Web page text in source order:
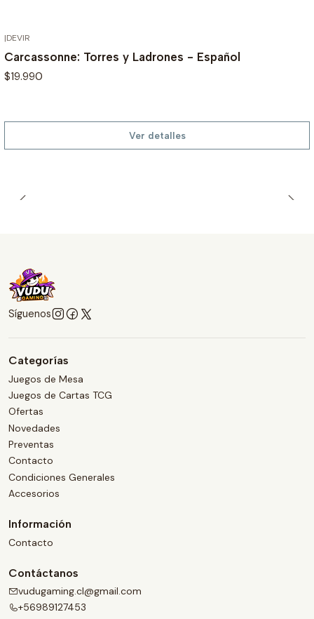
|DEVIR
Carcassonne: Torres y Ladrones - Español
$19.990
Ver detalles
Síguenos
Categorías
Juegos de Mesa
Juegos de Cartas TCG
Ofertas
Novedades
Preventas
Contacto
Condiciones Generales
Accesorios
Información
Contacto
Contáctanos
vudugaming.cl@gmail.com
+56989127453